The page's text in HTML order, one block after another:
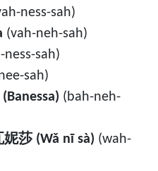
ness-sah)
(vah-neh-sah)
ness-sah)
sah)
(bah-neh-
莎 (Wǎ nī sà) (wah-